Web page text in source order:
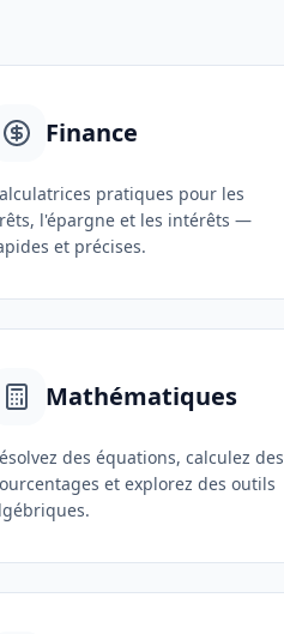
Finance
pratiques pour les
l'épargne et les intérêts —
et précises.
Mathématiques
des équations, calculez des
et explorez des outils